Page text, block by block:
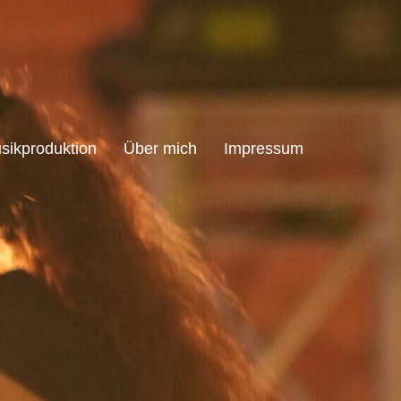
Über mich Impressum